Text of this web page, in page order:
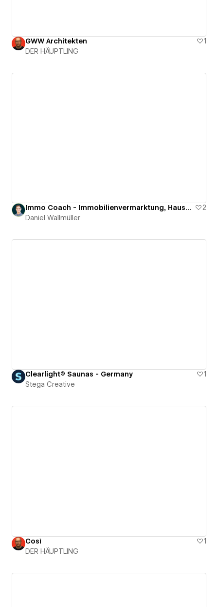
GWW Architekten
1
DER HÄUPTLING
Immo Coach - Immobilienvermarktung, Hausverwaltung und Immobilienvermittlung
2
Daniel Wallmüller
Clearlight® Saunas - Germany
1
Stega Creative
Così
1
DER HÄUPTLING